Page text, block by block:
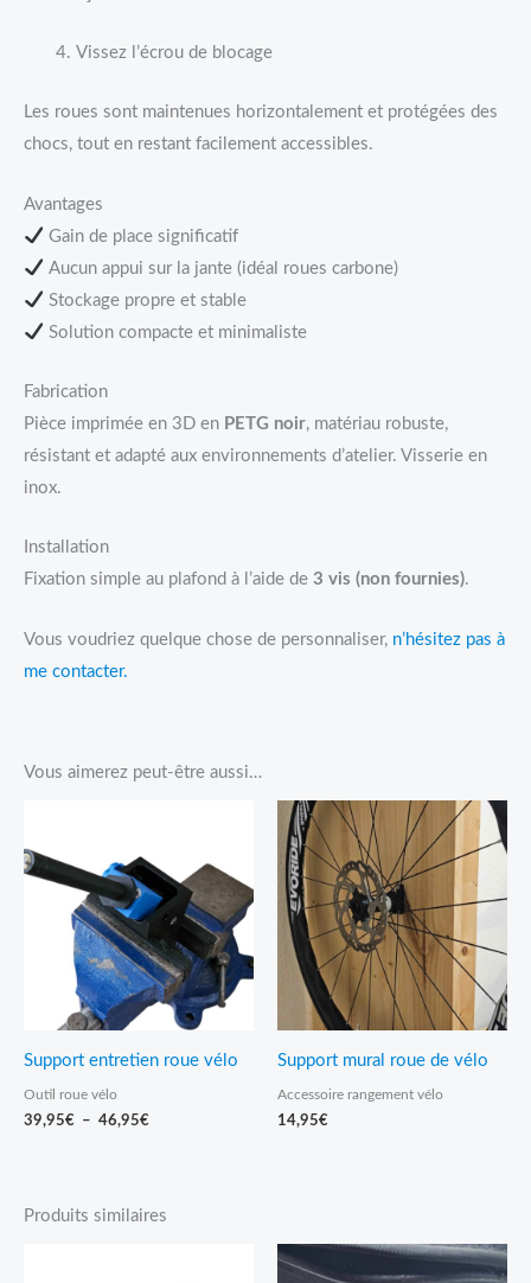
Vissez l’écrou de blocage
Les roues sont maintenues horizontalement et protégées des
chocs, tout en restant facilement accessibles.
Avantages
Gain de place significatif
Aucun appui sur la jante (idéal roues carbone)
Stockage propre et stable
Solution compacte et minimaliste
Fabrication
Pièce imprimée en 3D en PETG noir, matériau robuste,
résistant et adapté aux environnements d’atelier. Visserie en
inox.
Installation
Fixation simple au plafond à l’aide de 3 vis (non fournies).
Vous voudriez quelque chose de personnaliser, n’hésitez pas à
me contacter.
Vous aimerez peut-être aussi…
Support entretien roue vélo
Outil roue vélo
39,95€ – 46,95€
39,95€
à
46,95€
Support mural roue de vélo
Accessoire rangement vélo
14,95€
Produits similaires
Plage
de